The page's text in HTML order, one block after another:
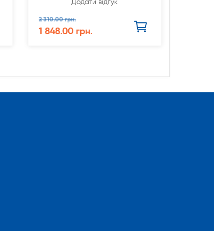
Додати відгук
2 310.00 грн.
1 848.00 грн.